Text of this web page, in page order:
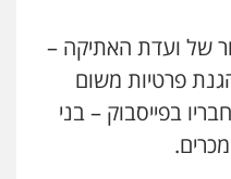
של ועדת האתיקה –
פרטיות משום
שלחשבון מחוברים 1,000 חבריו בפייסבוק – בני